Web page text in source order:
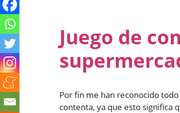
Juego de
Por fin me han reconocido
contenta, ya que esto significa